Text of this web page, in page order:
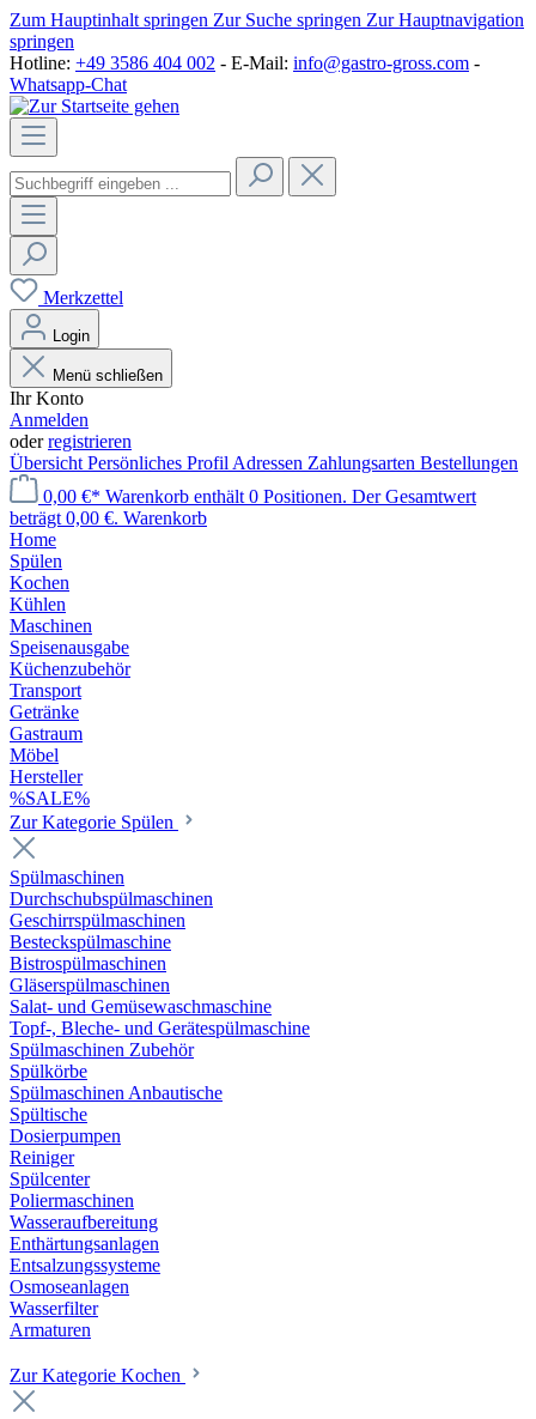
Zum Hauptinhalt springen Zur Suche springen Zur Hauptnavigation
springen
Hotline: +49 3586 404 002 - E-Mail: info@gastro-gross.com -
Whatsapp-Chat
Merkzettel
Login
Menü schließen
Ihr Konto
Anmelden
oderregistrieren
Übersicht Persönliches Profil Adressen Zahlungsarten Bestellungen
0,00 €* Warenkorb enthält 0 Positionen. Der Gesamtwert
beträgt 0,00 €. Warenkorb
Home
Spülen
Kochen
Kühlen
Maschinen
Speisenausgabe
Küchenzubehör
Transport
Getränke
Gastraum
Möbel
Hersteller
%SALE%
Zur Kategorie Spülen
Spülmaschinen
Durchschubspülmaschinen
Geschirrspülmaschinen
Besteckspülmaschine
Bistrospülmaschinen
Gläserspülmaschinen
Salat- und Gemüsewaschmaschine
Topf-, Bleche- und Gerätespülmaschine
Spülmaschinen Zubehör
Spülkörbe
Spülmaschinen Anbautische
Spültische
Dosierpumpen
Reiniger
Spülcenter
Poliermaschinen
Wasseraufbereitung
Enthärtungsanlagen
Entsalzungssysteme
Osmoseanlagen
Wasserfilter
Armaturen
Zur Kategorie Kochen